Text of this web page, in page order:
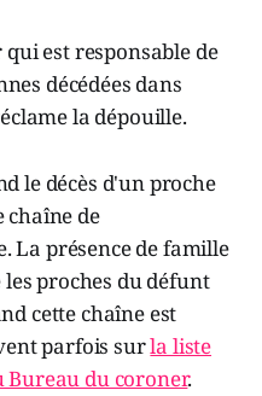
qui est responsable de
décédées dans
la dépouille.
le décès d'un proche
chaîne de
La présence de famille
les proches du défunt
cette chaîne est
parfois surla liste
Bureau du coroner.